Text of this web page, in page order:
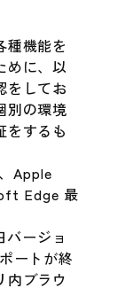
種機能を
めに、以
をしてお
別の環境
をするも
Apple
Edge 最
ージョ
ートが終
内ブラウ